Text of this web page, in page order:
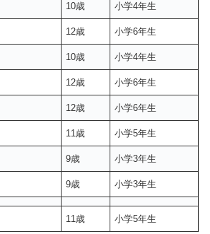
10歳 小学4年生
12歳 小学6年生
10歳 小学4年生
12歳 小学6年生
12歳 小学6年生
11歳 小学5年生
9歳 小学3年生
9歳 小学3年生
11歳 小学5年生